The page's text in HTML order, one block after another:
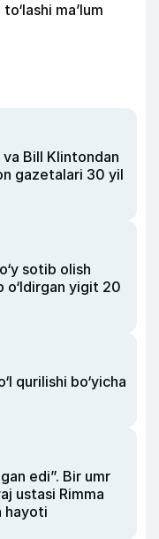
ma’lum
Bill Klintondan
gazetalari 30 yil
sotib olish
o‘ldirgan yigit 20
qurilishi bo‘yicha
edi”. Bir umr
ustasi Rimma
hayoti